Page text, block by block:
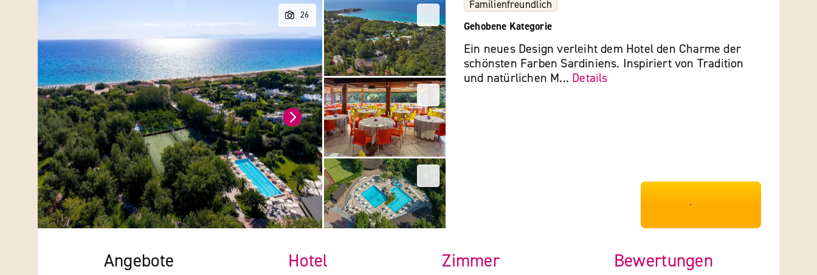
Familienfreundlich
Gehobene Kategorie
Ein neues Design verleiht dem Hotel den Charme der
schönsten Farben Sardiniens. Inspiriert von Tradition
und natürlichen M... Details
***************
Angebote Hotel Zimmer Bewertungen